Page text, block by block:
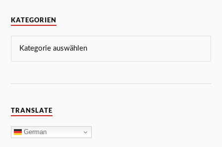
KATEGORIEN
TRANSLATE
German